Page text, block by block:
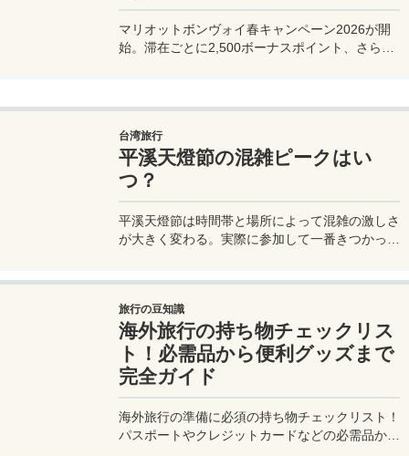
マリオットボンヴォイ春キャンペーン2026が開
始。滞在ごとに2,500ボーナスポイント、さらに
台湾旅行
平溪天燈節の混雑ピークはい
つ？
平溪天燈節は時間帯と場所によって混雑の激しさ
が大きく変わる。実際に参加して一番きつかった
旅行の豆知識
海外旅行の持ち物チェックリス
ト！必需品から便利グッズまで
完全ガイド
海外旅行の準備に必須の持ち物チェックリスト！
パスポートやクレジットカードなどの必需品か